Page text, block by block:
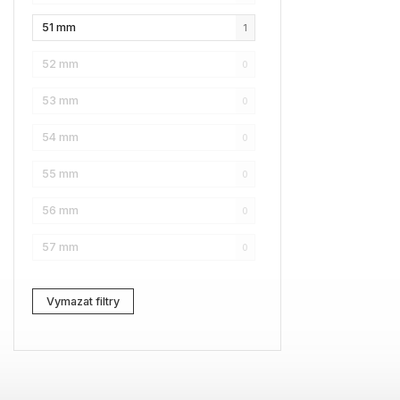
Karl Lagerfeld 0
Love Moschino 1
Pierre Cardin 0
Fossil 1
Web 0
Lacoste 0
Kenzo 0
Carrera
51 mm 1
52 mm 0
53 mm 0
54 mm 0
55 mm 0
56 mm 0
57 mm 0
Vymazat filtry